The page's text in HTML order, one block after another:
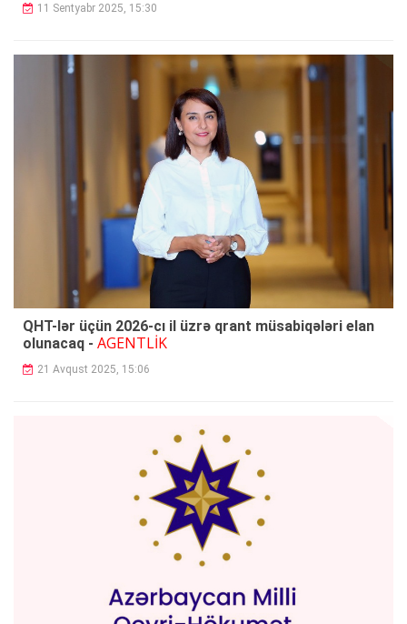
11 Sentyabr 2025, 15:30
QHT-lər üçün 2026-cı il üzrə qrant müsabiqələri elan
olunacaq - AGENTLİK
21 Avqust 2025, 15:06